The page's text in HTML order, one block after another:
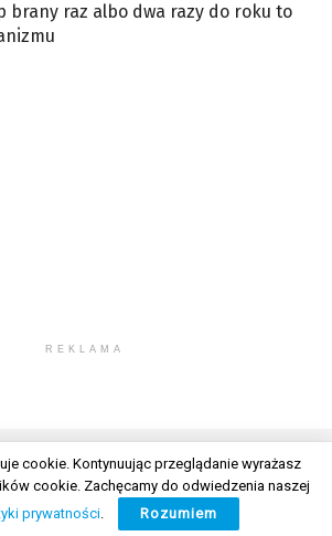
brany raz albo dwa razy do roku to
REKLAMA
zastrzeżone. Radio Lublin S.A. w likwidacji
cookie. Kontynuując przeglądanie wyrażasz
cookie. Zachęcamy do odwiedzenia naszej
prywatności. Rozumiem